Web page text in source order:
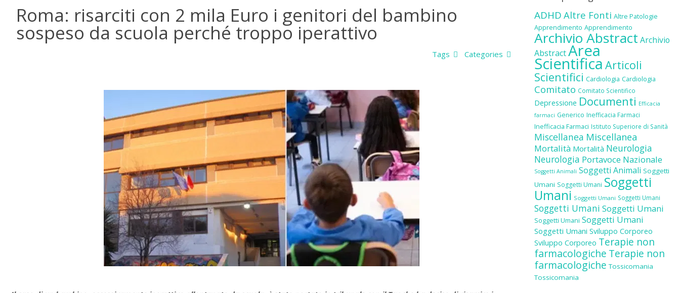
Roma: risarciti con 2 mila Euro i genitori del bambino
sospeso da scuola perché troppo iperattivo
Categories
Tags
ADHD Altre Fonti Altre Patologie
Apprendimento Apprendimento
Archivio Abstract Archivio
AbstractArea
Scientifica Articoli
Scientifici Cardiologia Cardiologia
Comitato Comitato Scientifico
Depressione Documenti Efficacia
farmaci Generico Inefficacia Farmaci
Inefficacia Farmaci Istituto Superiore di Sanità
Miscellanea Miscellanea
Mortalità Mortalità Neurologia
Neurologia Portavoce Nazionale
Soggetti Animali Soggetti Animali Soggetti
Umani Soggetti Umani Soggetti
Umani Soggetti Umani Soggetti Umani
Soggetti Umani Soggetti Umani
Soggetti Umani Soggetti Umani
Soggetti Umani Sviluppo Corporeo
Sviluppo Corporeo Terapie non
farmacologiche Terapie non
farmacologiche Tossicomania
Tossicomania